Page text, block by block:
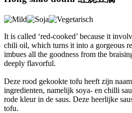
It is called ‘red-cooked’ because it
chili oil, which turns it into a gorgeous
imbues all the goodness from the
deeply flavorful.
Deze rood gekookte tofu heeft zijn
ingredienten, namelijk soya- en chilli
rode kleur in de saus. Deze heerlijke
tofu.